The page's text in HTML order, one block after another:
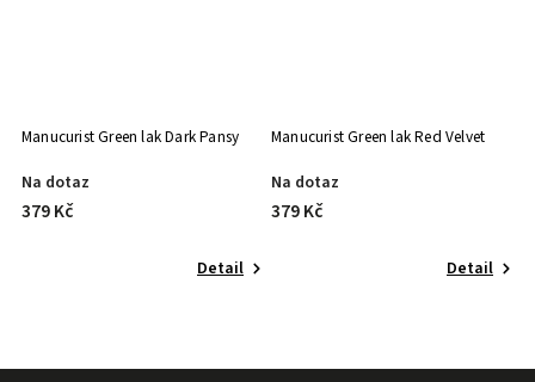
Manucurist Green lak Red Velvet
Na dotaz
379 Kč
Detail
Manucurist Green lak Rose
Skladem
379 Kč
Do